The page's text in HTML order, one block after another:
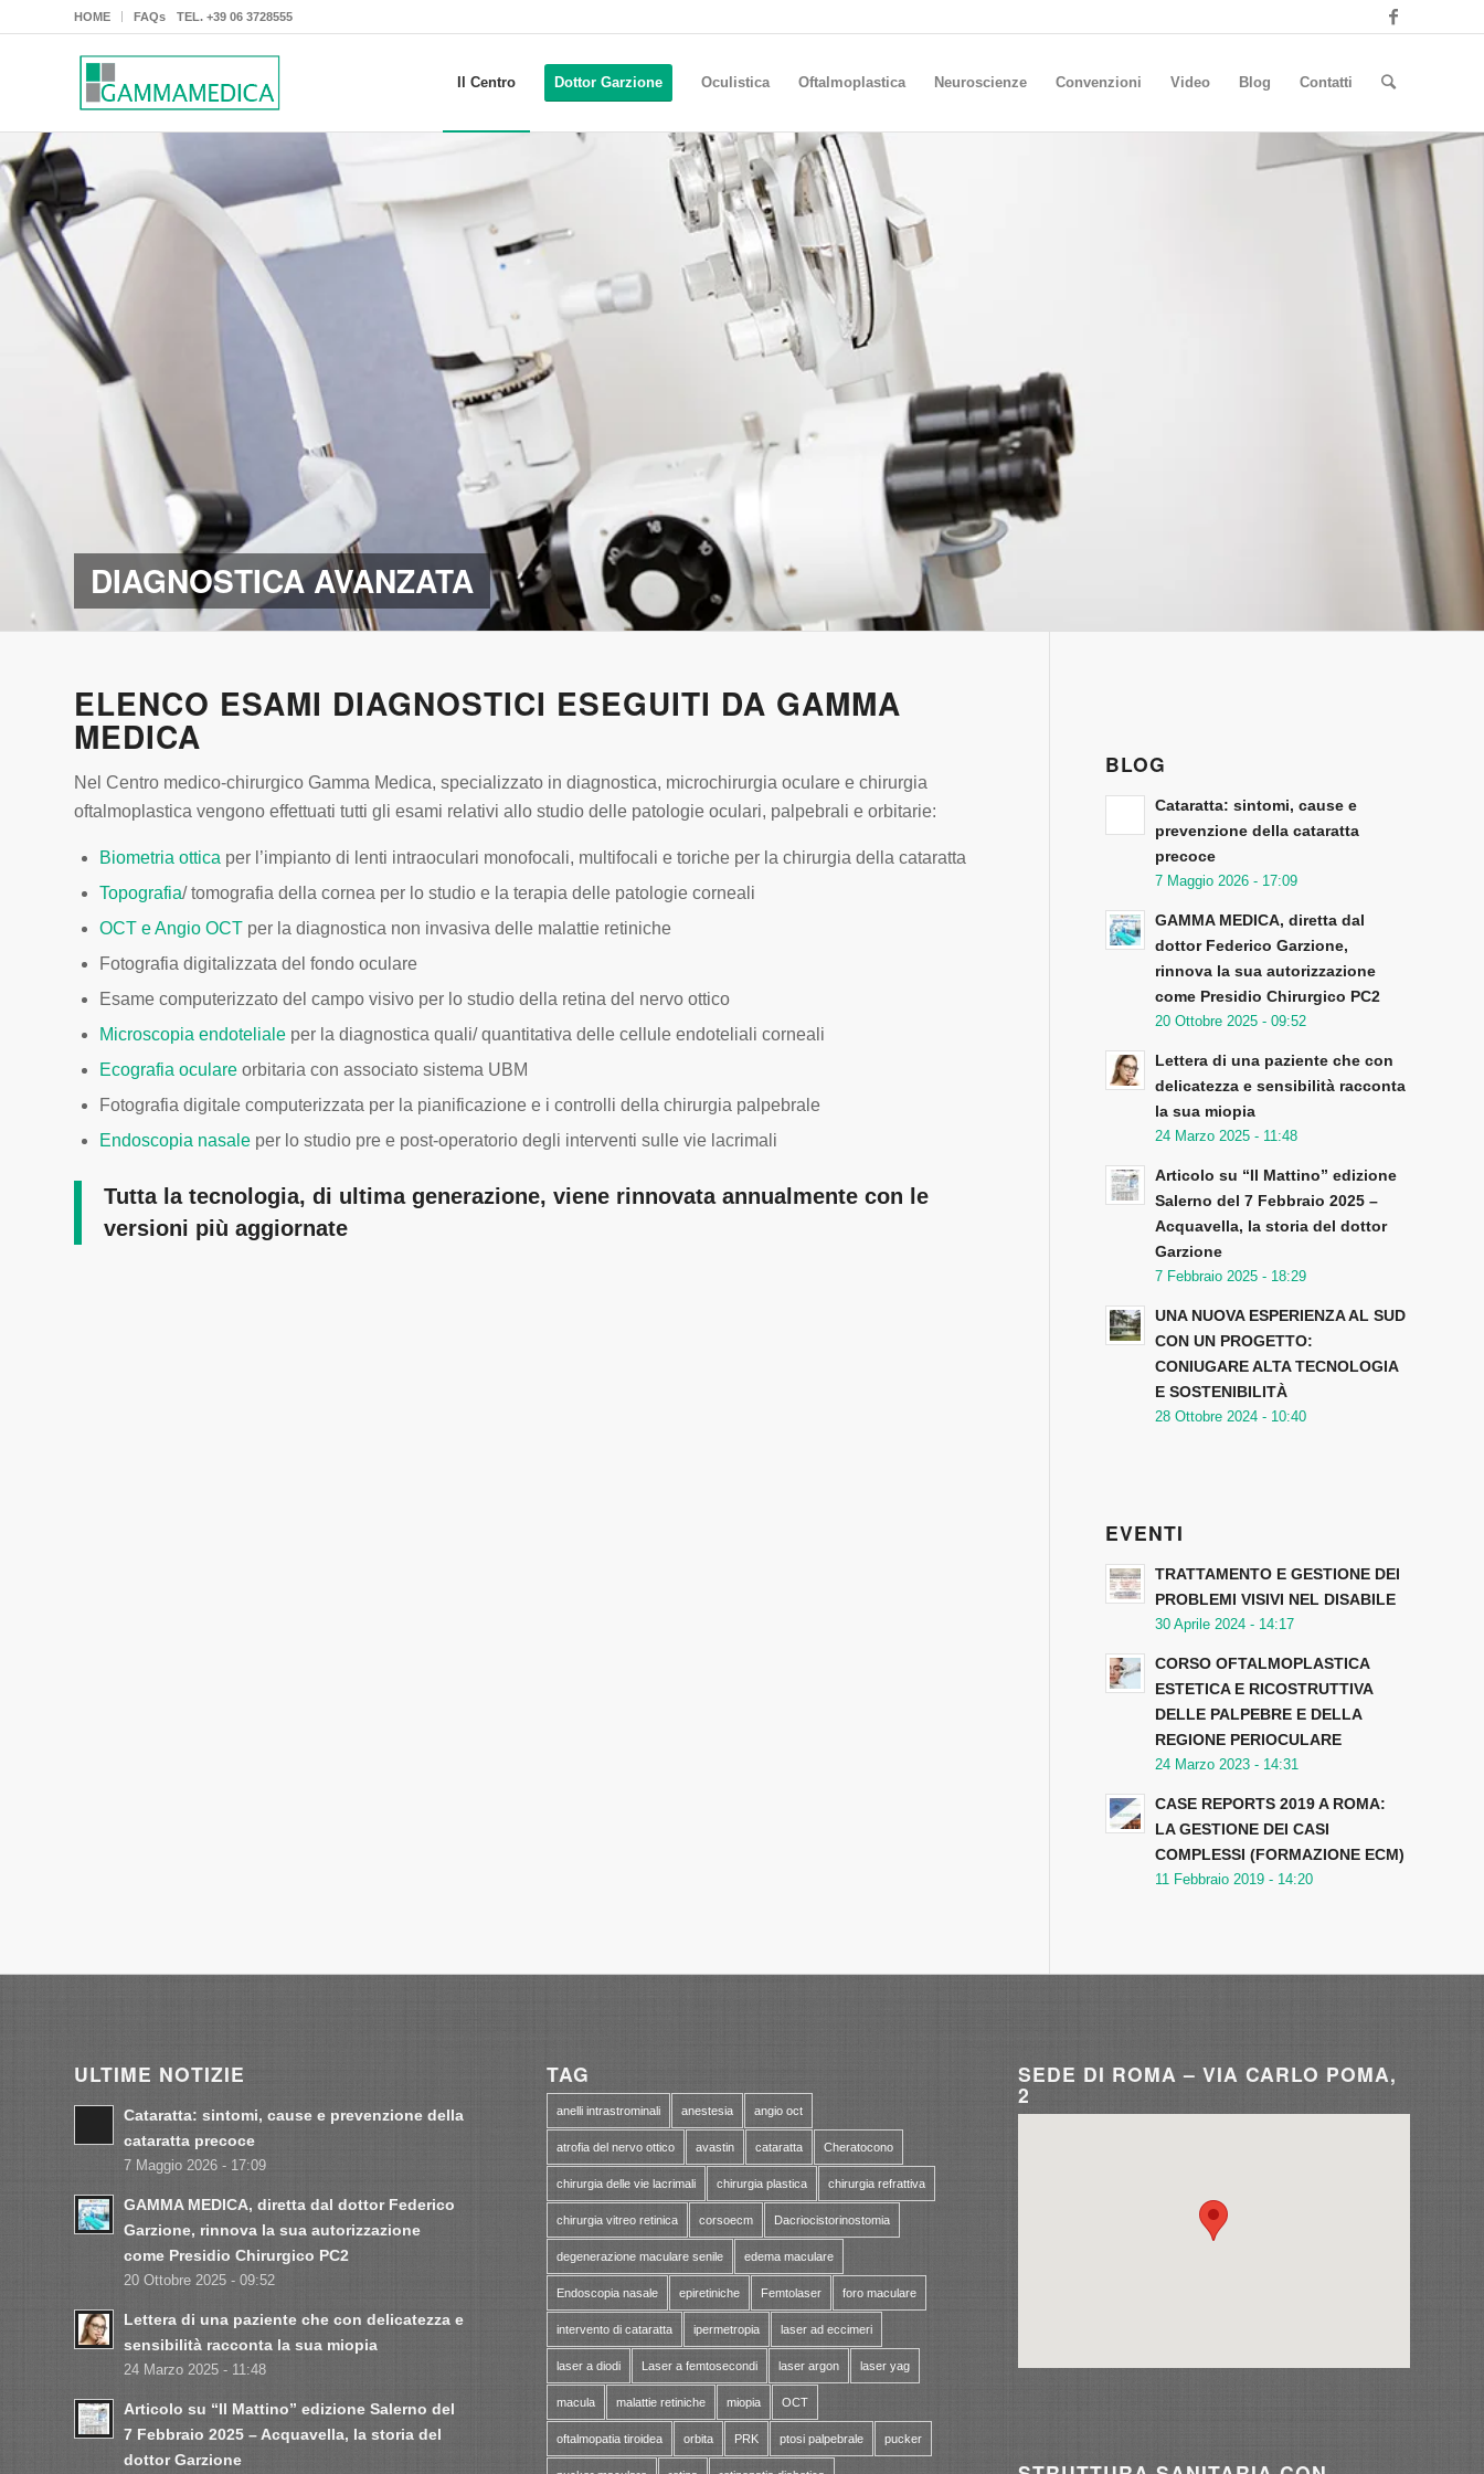
HOME FAQs TEL. +39 06 3728555
Il Centro Dottor Garzione Oculistica Oftalmoplastica Neuroscienze Convenzioni Video Blog Contatti
DIAGNOSTICA AVANZATA
ELENCO ESAMI DIAGNOSTICI ESEGUITI DA GAMMA
MEDICA
Nel Centro medico-chirurgico Gamma Medica, specializzato in diagnostica, microchirurgia oculare e chirurgia
oftalmoplastica vengono effettuati tutti gli esami relativi allo studio delle patologie oculari, palpebrali e orbitarie:
Biometria ottica per l’impianto di lenti intraoculari monofocali, multifocali e toriche per la chirurgia della cataratta
Topografia/ tomografia della cornea per lo studio e la terapia delle patologie corneali
OCT e Angio OCT per la diagnostica non invasiva delle malattie retiniche
Fotografia digitalizzata del fondo oculare
Esame computerizzato del campo visivo per lo studio della retina del nervo ottico
Microscopia endoteliale per la diagnostica quali/ quantitativa delle cellule endoteliali corneali
Ecografia oculare orbitaria con associato sistema UBM
Fotografia digitale computerizzata per la pianificazione e i controlli della chirurgia palpebrale
Endoscopia nasale per lo studio pre e post-operatorio degli interventi sulle vie lacrimali
Tutta la tecnologia, di ultima generazione, viene rinnovata annualmente con le
versioni più aggiornate
BLOG
Cataratta: sintomi, cause e
prevenzione della cataratta
precoce
7 Maggio 2026 - 17:09
GAMMA MEDICA, diretta dal
dottor Federico Garzione,
rinnova la sua autorizzazione
come Presidio Chirurgico PC2
20 Ottobre 2025 - 09:52
Lettera di una paziente che con
delicatezza e sensibilità racconta
la sua miopia
24 Marzo 2025 - 11:48
Articolo su “Il Mattino” edizione
Salerno del 7 Febbraio 2025 –
Acquavella, la storia del dottor
Garzione
7 Febbraio 2025 - 18:29
UNA NUOVA ESPERIENZA AL SUD
CON UN PROGETTO:
CONIUGARE ALTA TECNOLOGIA
E SOSTENIBILITÀ
28 Ottobre 2024 - 10:40
EVENTI
TRATTAMENTO E GESTIONE DEI
PROBLEMI VISIVI NEL DISABILE
30 Aprile 2024 - 14:17
CORSO OFTALMOPLASTICA
ESTETICA E RICOSTRUTTIVA
DELLE PALPEBRE E DELLA
REGIONE PERIOCULARE
24 Marzo 2023 - 14:31
CASE REPORTS 2019 A ROMA:
LA GESTIONE DEI CASI
COMPLESSI (FORMAZIONE ECM)
11 Febbraio 2019 - 14:20
ULTIME NOTIZIE
Cataratta: sintomi, cause e prevenzione della
cataratta precoce
7 Maggio 2026 - 17:09
GAMMA MEDICA, diretta dal dottor Federico
Garzione, rinnova la sua autorizzazione
come Presidio Chirurgico PC2
20 Ottobre 2025 - 09:52
Lettera di una paziente che con delicatezza e
sensibilità racconta la sua miopia
24 Marzo 2025 - 11:48
Articolo su “Il Mattino” edizione Salerno del
7 Febbraio 2025 – Acquavella, la storia del
dottor Garzione
TAG
anelli intrastrominali anestesia angio oct
atrofia del nervo ottico avastin cataratta Cheratocono
chirurgia delle vie lacrimali chirurgia plastica chirurgia refrattiva
chirurgia vitreo retinica corsoecm Dacriocistorinostomia
degenerazione maculare senile edema maculare
Endoscopia nasale epiretiniche Femtolaser foro maculare
intervento di cataratta ipermetropia laser ad eccimeri
laser a diodi Laser a femtosecondi laser argon laser yag
macula malattie retiniche miopia OCT
oftalmopatia tiroidea orbita PRK ptosi palpebrale pucker
SEDE DI ROMA – VIA CARLO POMA,
2